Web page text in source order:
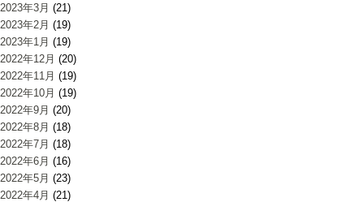
2023年3月 (21)
2023年2月 (19)
2023年1月 (19)
2022年12月 (20)
2022年11月 (19)
2022年10月 (19)
2022年9月 (20)
2022年8月 (18)
2022年7月 (18)
2022年6月 (16)
2022年5月 (23)
2022年4月 (21)